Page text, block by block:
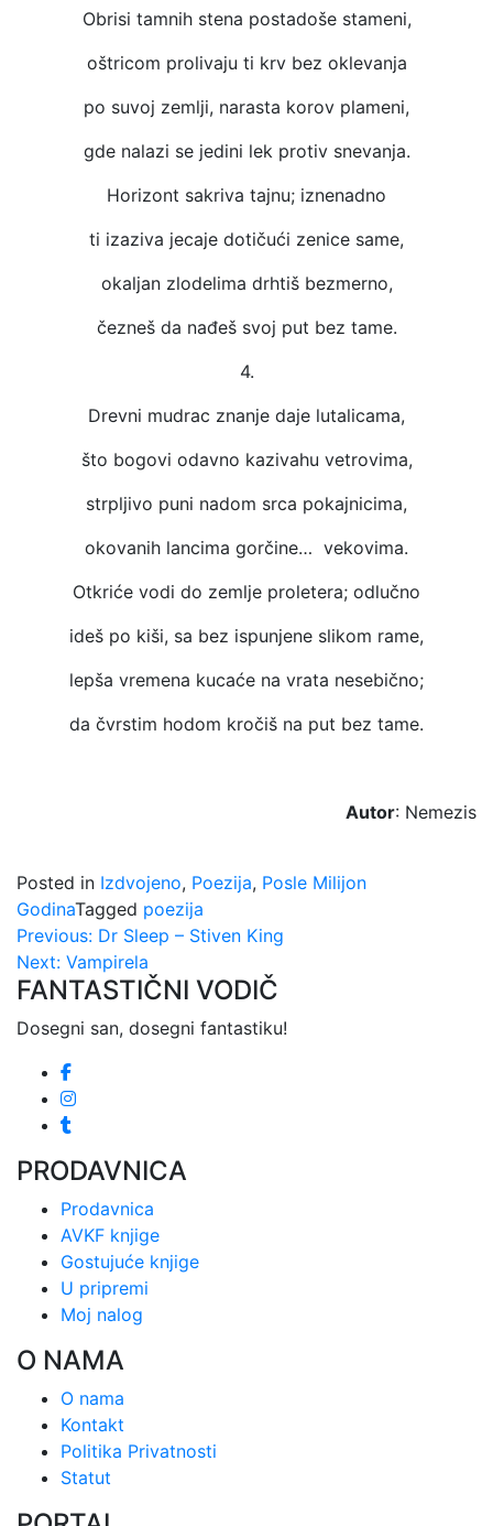
Obrisi tamnih stena postadoše stameni,
oštricom prolivaju ti krv bez oklevanja
po suvoj zemlji, narasta korov plameni,
gde nalazi se jedini lek protiv snevanja.
Horizont sakriva tajnu; iznenadno
ti izaziva jecaje dotičući zenice same,
okaljan zlodelima drhtiš bezmerno,
čezneš da nađeš svoj put bez tame.
4.
Drevni mudrac znanje daje lutalicama,
što bogovi odavno kazivahu vetrovima,
strpljivo puni nadom srca pokajnicima,
okovanih lancima gorčine… vekovima.
Otkriće vodi do zemlje proletera; odlučno
ideš po kiši, sa bez ispunjene slikom rame,
lepša vremena kucaće na vrata nesebično;
da čvrstim hodom kročiš na put bez tame.
Autor: Nemezis
Posted in Izdvojeno, Poezija, Posle Milijon
GodinaTagged poezija
Kretanje
članka
Previous: Dr Sleep – Stiven King
Next: Vampirela
FANTASTIČNI VODIČ
Dosegni san, dosegni fantastiku!
PRODAVNICA
Prodavnica
AVKF knjige
Gostujuće knjige
U pripremi
Moj nalog
O NAMA
O nama
Kontakt
Politika Privatnosti
Statut